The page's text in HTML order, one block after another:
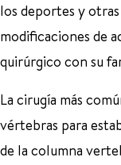
los deportes y
modificaciones de
quirúrgico con su
La cirugía más
vértebras para
de la columna